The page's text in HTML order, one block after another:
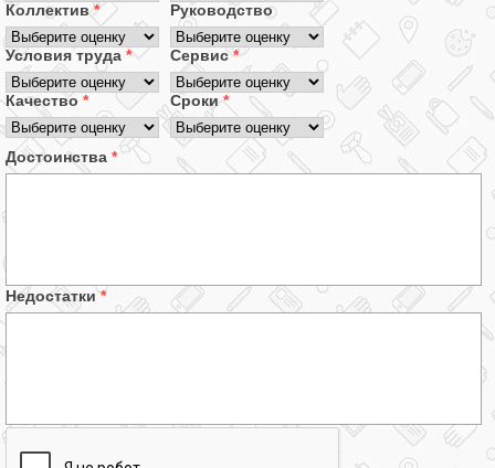
Коллектив* Руководство
Условия труда * Сервис*
Качество * Сроки*
Достоинства *
Недостатки*